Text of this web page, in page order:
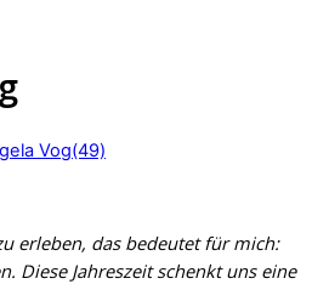
erleben, das bedeutet für mich:
Diese Jahreszeit schenkt uns eine